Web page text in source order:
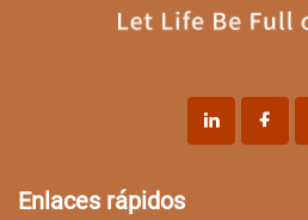
Enlaces rápidos